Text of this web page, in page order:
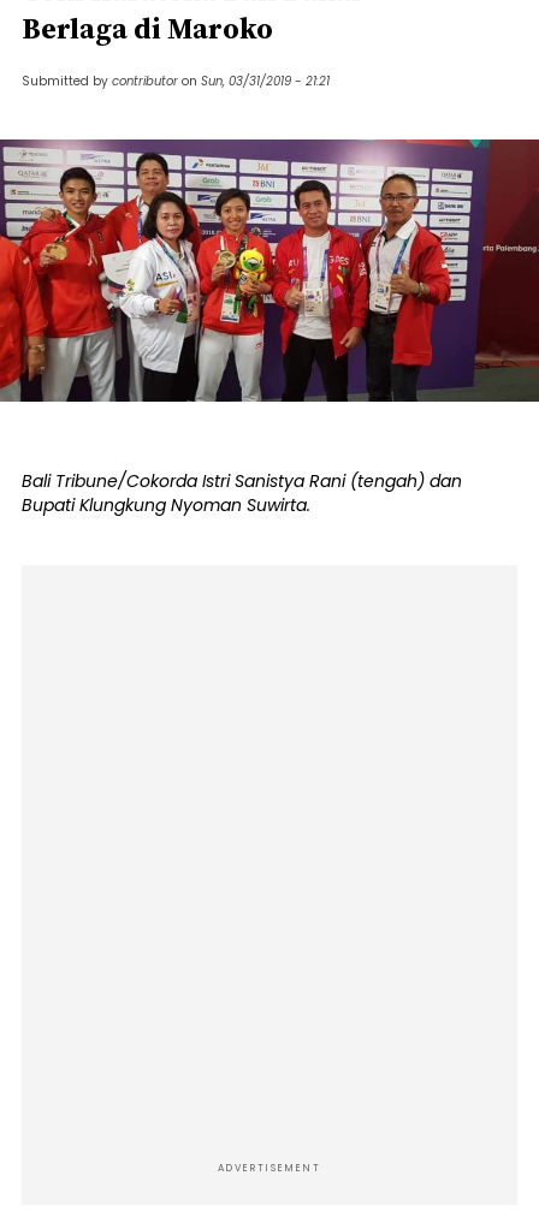
Berlaga di Maroko
Submitted by contributor on Sun, 03/31/2019 - 21:21
Bali Tribune/Cokorda Istri Sanistya Rani (tengah) dan
Bupati Klungkung Nyoman Suwirta.
ADVERTISEMENT